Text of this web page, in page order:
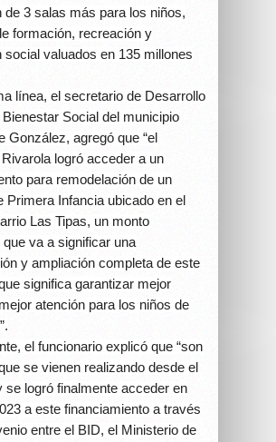
de 3 salas más para los niños,
formación, recreación y
social valuados en 135 millones
línea, el secretario de Desarrollo
Social del municipio
González, agregó que “el
logró acceder a un
para remodelación de un
Primera Infancia ubicado en el
Las Tipas, un monto
que va a significar una
y ampliación completa de este
significa garantizar mejor
atención para los niños de
el funcionario explicó que “son
se vienen realizando desde el
se logró finalmente acceder en
a este financiamiento a través
entre el BID, el Ministerio de